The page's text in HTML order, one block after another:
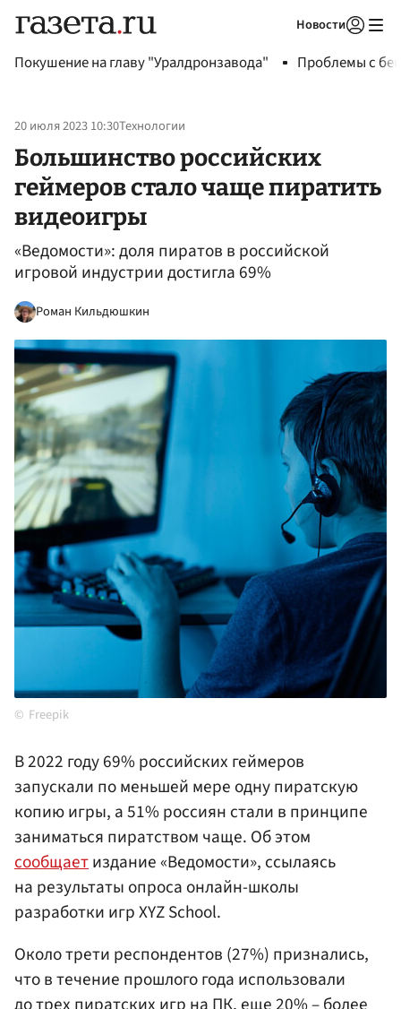
Новости
Покушение на главу "Уралдронзавода" Проблемы с
20 июля 2023 10:30Технологии
Большинство российских
геймеров стало чаще пиратить
видеоигры
«Ведомости»: доля пиратов в российской
игровой индустрии достигла 69%
Роман Кильдюшкин
Freepik
В 2022 году 69% российских геймеров
запускали по меньшей мере одну пиратскую
копию игры, а 51% россиян стали в принципе
заниматься пиратством чаще. Об этом
сообщаетиздание «Ведомости», ссылаясь
на результаты опроса онлайн-школы
разработки игр XYZ School.
Около трети респондентов (27%) признались,
что в течение прошлого года использовали